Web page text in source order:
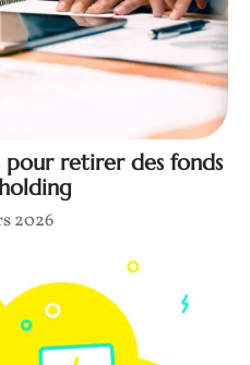
pour retirer des fonds
2026